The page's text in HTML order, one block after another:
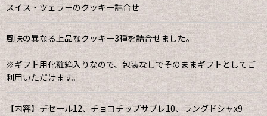
スイス・ツェラーのクッキー詰合せ
風味の異なる上品なクッキー3種を詰合せました。
※ギフト用化粧箱入りなので、包装なしでそのままギフトとしてご
利用いただけます。
【内容】デセール12、チョコチップサブレ10、ラングドシャx9